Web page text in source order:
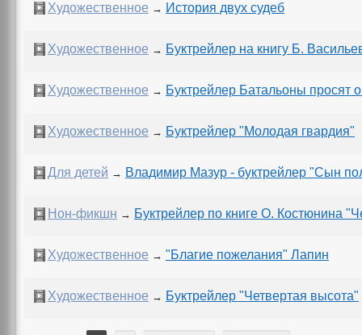
Художественное → История двух судеб
Художественное → Буктрейлер на книгу Б.
Художественное → Буктрейлер Батальоны просят
Художественное → Буктрейлер "Молодая гвардия"
Для детей → Владимир Мазур - буктрейлер "Сын
Нон-фикшн → Буктрейлер по книге О. Костюнина
Художественное → "Благие пожелания" Лапин
Художественное → Буктрейлер "Четвертая высота"